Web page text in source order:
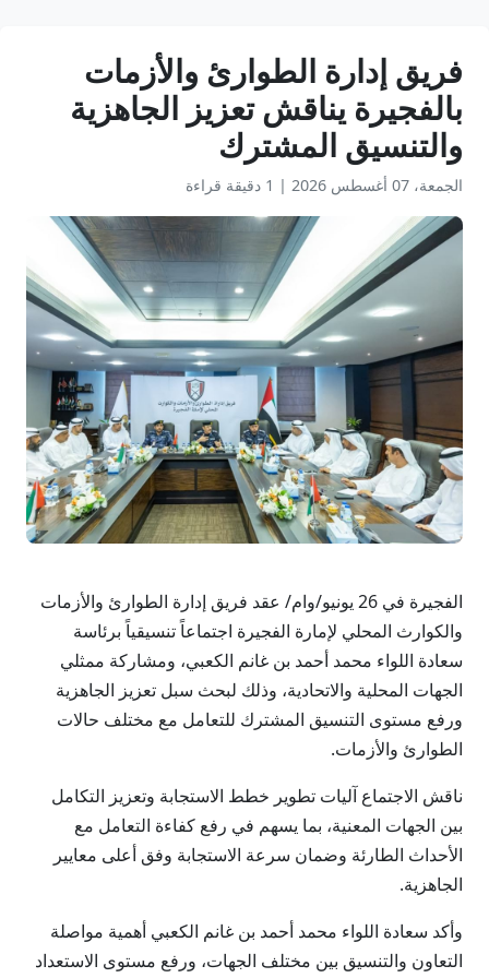
فريق إدارة الطوارئ والأزمات
بالفجيرة يناقش تعزيز الجاهزية
والتنسيق المشترك
الجمعة، 07 أغسطس 2026 | 1 دقيقة قراءة
الفجيرة في 26 يونيو/وام/ عقد فريق إدارة الطوارئ والأزمات
والكوارث المحلي لإمارة الفجيرة اجتماعاً تنسيقياً برئاسة
سعادة اللواء محمد أحمد بن غانم الكعبي، ومشاركة ممثلي
الجهات المحلية والاتحادية، وذلك لبحث سبل تعزيز الجاهزية
ورفع مستوى التنسيق المشترك للتعامل مع مختلف حالات
الطوارئ والأزمات.
ناقش الاجتماع آليات تطوير خطط الاستجابة وتعزيز التكامل
بين الجهات المعنية، بما يسهم في رفع كفاءة التعامل مع
الأحداث الطارئة وضمان سرعة الاستجابة وفق أعلى معايير
الجاهزية.
وأكد سعادة اللواء محمد أحمد بن غانم الكعبي أهمية مواصلة
التعاون والتنسيق بين مختلف الجهات، ورفع مستوى الاستعداد